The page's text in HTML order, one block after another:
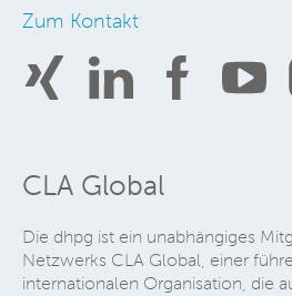
Zum Kontakt
CLA Global
Die dhpg ist ein unabhängiges
Netzwerks CLA Global, einer
internationalen Organisation, die